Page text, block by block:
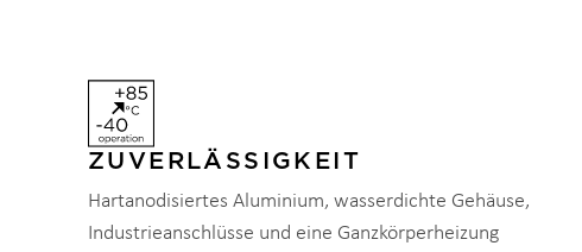
ZUVERLÄSSIGKEIT
Hartanodisiertes Aluminium, wasserdichte Gehäuse,
Industrieanschlüsse und eine Ganzkörperheizung